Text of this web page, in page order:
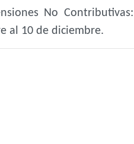
No
al 10 de diciembre.